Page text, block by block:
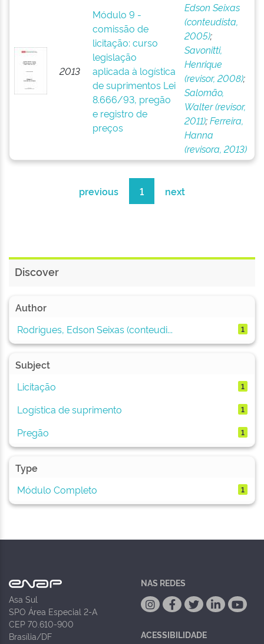
2013
Módulo 9 -
comissão de
licitação: curso
legislação
aplicada à logística
de suprimentos Lei
8.666/93, pregão
e registro de
preços
Edson Seixas
(conteudista,
2005);
Savonitti,
Henrique
(revisor, 2008);
Salomão,
Walter (revisor,
2011);Ferreira,
Hanna
(revisora, 2013)
previous 1 next
Discover
Author
Rodrigues, Edson Seixas (conteudi...
1
Subject
Licitação
1
Logística de suprimento 1
Pregão 1
Type
Módulo Completo
1
Asa Sul
SPO Área Especial 2-A
CEP 70.610-900
Brasília/DF
NAS REDES
ACESSIBILIDADE